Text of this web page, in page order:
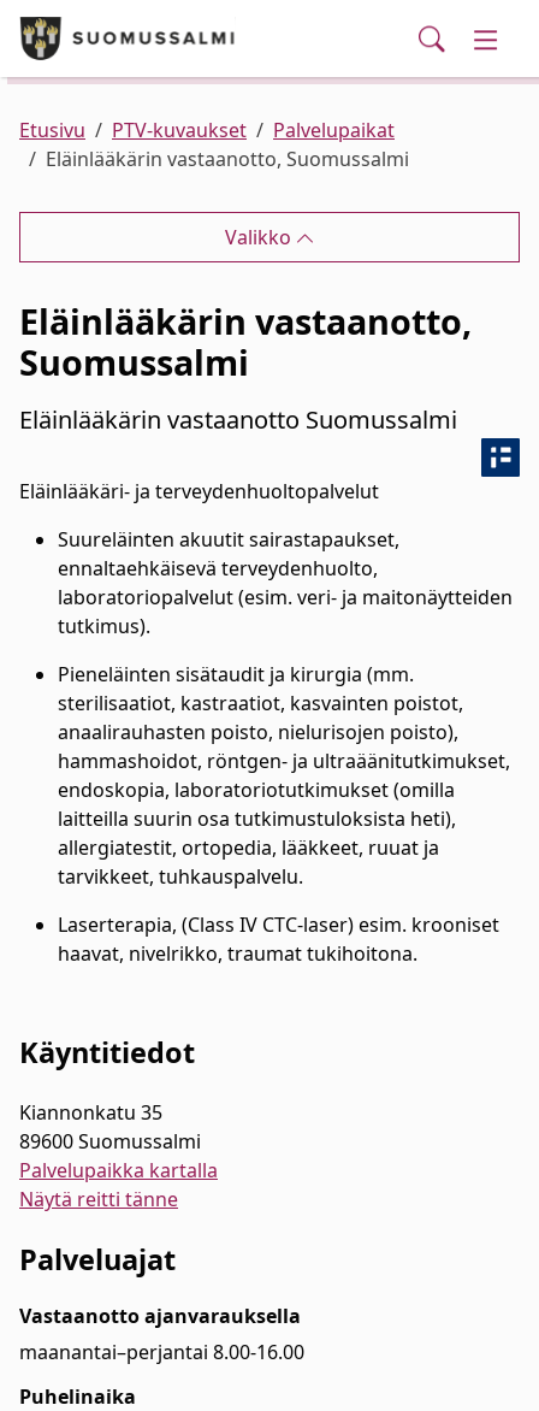
Siirry pääsisältöön
Puhelinluettelo/yhteystiedot
Palvelut
Ajankohtaista
Verkkokauppa
Haku
Kunta ja hallinto
Asuminen ja ympäristö
Elinvoima
Kulttuuri, vapaa-aika ja nuoret
Etusivu PTV-kuvaukset
Palvelupaikat
Eläinlääkärin vastaanotto, Suomussalmi
Valikko
Eläinlääkärin vastaanotto,
Suomussalmi
Eläinlääkärin vastaanotto Suomussalmi
Eläinlääkäri- ja terveydenhuoltopalvelut
Suureläinten akuutit sairastapaukset,
ennaltaehkäisevä terveydenhuolto,
laboratoriopalvelut (esim. veri- ja maitonäytteiden
tutkimus).
Pieneläinten sisätaudit ja kirurgia (mm.
sterilisaatiot, kastraatiot, kasvainten poistot,
anaalirauhasten poisto, nielurisojen poisto),
hammashoidot, röntgen- ja ultraäänitutkimukset,
endoskopia, laboratoriotutkimukset (omilla
laitteilla suurin osa tutkimustuloksista heti),
allergiatestit, ortopedia, lääkkeet, ruuat ja
tarvikkeet, tuhkauspalvelu.
Laserterapia, (Class IV CTC-laser) esim. krooniset
haavat, nivelrikko, traumat tukihoitona.
Käyntitiedot
Kiannonkatu 35
89600 Suomussalmi
Palvelupaikka kartalla
Näytä reitti tänne
Palveluajat
Vastaanotto ajanvarauksella
maanantai–perjantai 8.00-16.00
Puhelinaika